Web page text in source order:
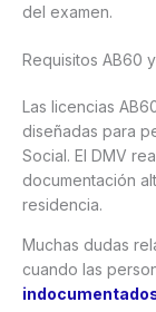
del examen.
Requisitos AB60
Las licencias
diseñadas para
Social. El DMV
documentación
residencia.
Muchas dudas
cuando las